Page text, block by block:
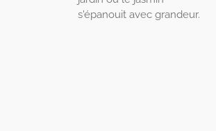
s'épanouit avec grandeur.